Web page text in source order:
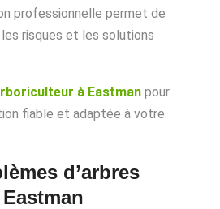
professionnelle permet de
risques et les solutions
à Eastmanpour
fiable et adaptée à votre
d’arbres